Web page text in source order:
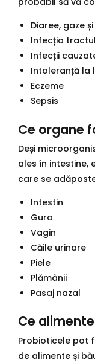
Diaree, gaze
Infecția
Infecții
Intoleranță la
Eczeme
Sepsis
Ce organe
Deși
ales în intestine,
care se
Intestin
Gura
Vagin
Căile urinare
Piele
Plămânii
Pasaj nazal
Ce
Probioticele pot
de alimente și